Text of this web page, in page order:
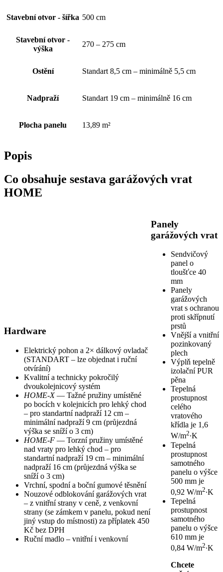
Stavební otvor - šířka 500 cm
Stavební otvor -
výška
270 – 275 cm
Ostění Standart 8,5 cm – minimálně 5,5 cm
Nadpraží Standart 19 cm – minimálně 16 cm
Plocha panelu 13,89 m²
Popis
Co obsahuje sestava garážových vrat
HOME
Hardware
Elektrický pohon a 2× dálkový ovladač
(STANDART – lze objednat i ruční
otvírání)
Kvalitní a technicky pokročilý
dvoukolejnicový systém
HOME-X— Tažné pružiny umístěné
po bocích v kolejnicích pro lehký chod
– pro standartní nadpraží 12 cm –
minimální nadpraží 9 cm (průjezdná
výška se sníží o 3 cm)
HOME-F — Torzní pružiny umístěné
nad vraty pro lehký chod – pro
standartní nadpraží 19 cm – minimální
nadpraží 16 cm (průjezdná výška se
sníží o 3 cm)
Vrchní, spodní a boční gumové těsnění
Nouzové odblokování garážových vrat
– z vnitřní strany v ceně, z venkovní
strany (se zámkem v panelu, pokud není
jiný vstup do místnosti) za příplatek 450
Kč bez DPH
Ruční madlo – vnitřní i venkovní
Panely
garážových vrat
Sendvičový
panel o
tloušťce 40
mm
Panely
garážových
vrat s ochranou
proti skřípnutí
prstů
Vnější a vnitřní
pozinkovaný
plech
Výplň tepelně
izolační PUR
pěna
Tepelná
prostupnost
celého
vratového
křídla je 1,6
W/m2∙K
Tepelná
prostupnost
samotného
panelu o výšce
500 mm je
0,92 W/m2∙K
Tepelná
prostupnost
samotného
panelu o výšce
610 mm je
0,84 W/m2∙K
Chcete